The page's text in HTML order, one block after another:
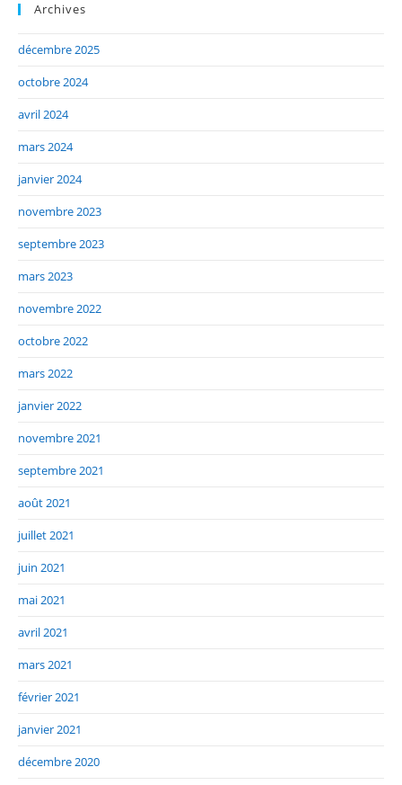
Archives
décembre 2025
octobre 2024
avril 2024
mars 2024
janvier 2024
novembre 2023
septembre 2023
mars 2023
novembre 2022
octobre 2022
mars 2022
janvier 2022
novembre 2021
septembre 2021
août 2021
juillet 2021
juin 2021
mai 2021
avril 2021
mars 2021
février 2021
janvier 2021
décembre 2020